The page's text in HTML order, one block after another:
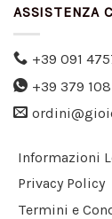
ASSISTENZA
+39 091
+39 379
Informazioni
Privacy Policy
Termini e